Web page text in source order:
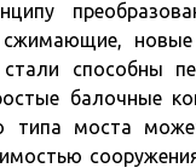
способны
балочные
типа моста